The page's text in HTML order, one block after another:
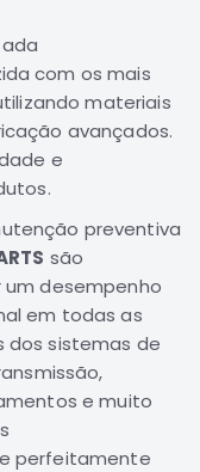
com os mais
materiais
avançados.
e
preventiva
são
desempenho
em todas as
dos sistemas de
e muito
perfeitamente